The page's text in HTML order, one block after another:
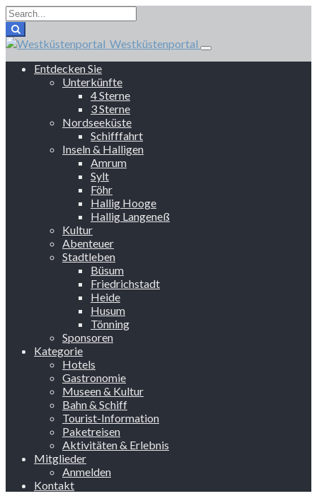
Westküstenportal
Entdecken Sie
Unterkünfte
4 Sterne
3 Sterne
Nordseeküste
Schifffahrt
Inseln & Halligen
Amrum
Sylt
Föhr
Hallig Hooge
Hallig Langeneß
Kultur
Abenteuer
Stadtleben
Büsum
Friedrichstadt
Heide
Husum
Tönning
Sponsoren
Kategorie
Hotels
Gastronomie
Museen & Kultur
Bahn & Schiff
Tourist-Information
Paketreisen
Aktivitäten & Erlebnis
Mitglieder
Anmelden
Kontakt